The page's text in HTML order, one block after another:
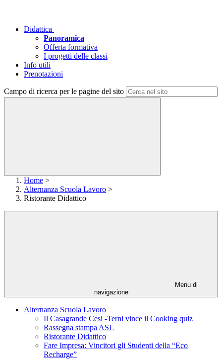
Didattica
Panoramica
Offerta formativa
I progetti delle classi
Info utili
Prenotazioni
Campo di ricerca per le pagine del sito
Home >
Alternanza Scuola Lavoro >
Ristorante Didattico
Menu di
navigazione
Alternanza Scuola Lavoro
Il Casagrande Cesi -Terni vince il Cooking quiz
Rassegna stampa ASL
Ristorante Didattico
Fare Impresa: Vincitori gli Studenti della “Eco
Recharge”